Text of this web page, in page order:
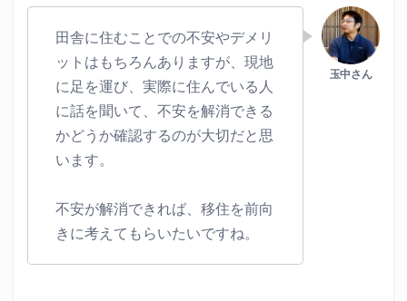
田舎に住むことでの不安やデメリ
ットはもちろんありますが、現地
に足を運び、実際に住んでいる人
に話を聞いて、不安を解消できる
かどうか確認するのが大切だと思
います。
不安が解消できれば、移住を前向
きに考えてもらいたいですね。